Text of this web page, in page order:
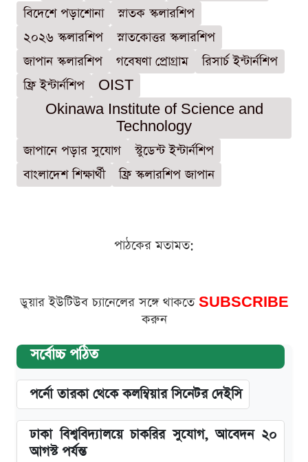
বিদেশে পড়াশোনা
স্নাতক স্কলারশিপ
২০২৬ স্কলারশিপ
স্নাতকোত্তর স্কলারশিপ
জাপান স্কলারশিপ
গবেষণা প্রোগ্রাম
রিসার্চ ইন্টার্নশিপ
ফ্রি ইন্টার্নশিপ
OIST
Okinawa Institute of Science and
Technology
জাপানে পড়ার সুযোগ
স্টুডেন্ট ইন্টার্নশিপ
বাংলাদেশ শিক্ষার্থী
ফ্রি স্কলারশিপ জাপান
পাঠকের মতামত:
ডুয়ার ইউটিউব চ্যানেলের সঙ্গে থাকতে SUBSCRIBE
করুন
সর্বোচ্চ পঠিত
পর্নো তারকা থেকে কলম্বিয়ার সিনেটর দেইসি
ঢাকা বিশ্ববিদ্যালয়ে চাকরির সুযোগ, আবেদন ২০
আগস্ট পর্যন্ত